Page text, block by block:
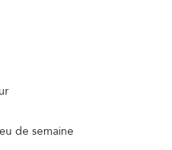
de semaine